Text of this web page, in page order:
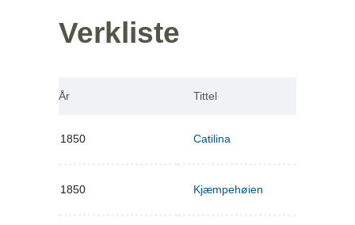
Verkliste
År Tittel
1850 Catilina
1850 Kjæmpehøien